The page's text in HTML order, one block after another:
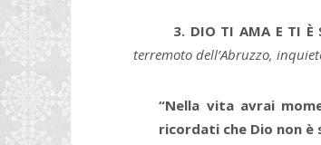
3. DIO TI AMA E TI È
terremoto dell’Abruzzo,
“Nella vita avrai
ricordati che Dio non è